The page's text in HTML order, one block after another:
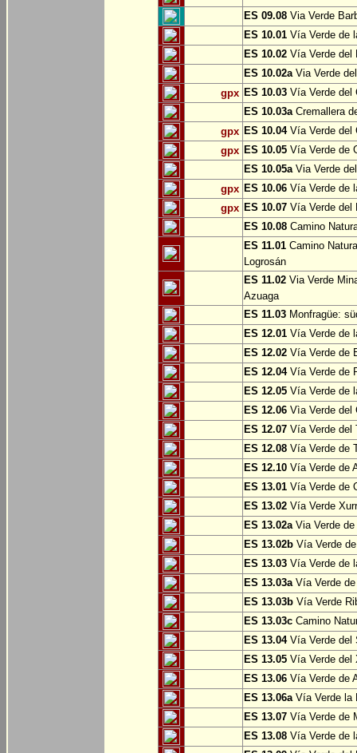
ES 09.08 Via Verde
ES 10.01 Vía Verde de
ES 10.02 Vía Verde del
ES 10.02aVia Verde
gpx ES 10.03 Vía Verde del
ES 10.03aCremallera
gpx ES 10.04Vía Verde del
gpx ES 10.05 Vía Verde de
ES 10.05aVia Verde
gpx ES 10.06 Vía Verde de
gpx ES 10.07 Vía Verde del
ES 10.08 Camino
ES 11.01 Camino
Logrosán
ES 11.02 Via Verde
Azuaga
ES 11.03 Monfragüe:
ES 12.01 Vía Verde de
ES 12.02 Vía Verde de
ES 12.04Vía Verde de
ES 12.05 Vía Verde de
ES 12.06 Vìa Verde del
ES 12.07 Vía Verde del
ES 12.08 Vía Verde de
ES 12.10 Vía Verde de
ES 13.01 Vía Verde de
ES 13.02 Vía Verde
ES 13.02aVia Verde de
ES 13.02b Vía Verde
ES 13.03 Vía Verde de
ES 13.03aVía Verde de
ES 13.03b Vía Verde
ES 13.03c Camino
ES 13.04Vía Verde del
ES 13.05 Vía Verde del
ES 13.06 Vía Verde de
ES 13.06aVía Verde la
ES 13.07 Vía Verde de
ES 13.08 Vía Verde de